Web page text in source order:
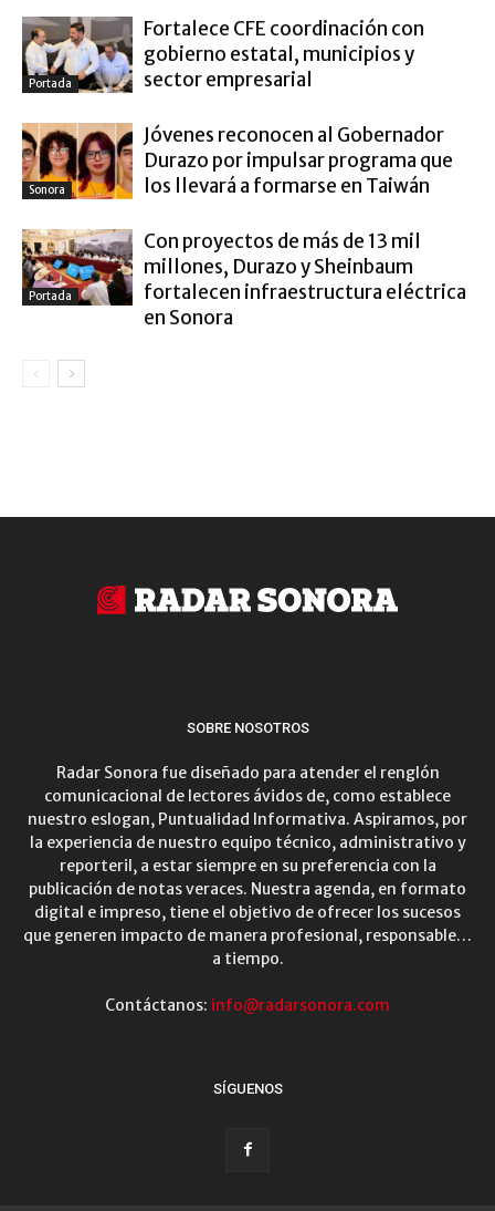
Portada
Fortalece CFE coordinación con
gobierno estatal, municipios y
sector empresarial
Sonora
Jóvenes reconocen al Gobernador
Durazo por impulsar programa que
los llevará a formarse en Taiwán
Portada
Con proyectos de más de 13 mil
millones, Durazo y Sheinbaum
fortalecen infraestructura eléctrica
en Sonora
SOBRE NOSOTROS
Radar Sonora fue diseñado para atender el renglón
comunicacional de lectores ávidos de, como establece
nuestro eslogan, Puntualidad Informativa. Aspiramos, por
la experiencia de nuestro equipo técnico, administrativo y
reporteril, a estar siempre en su preferencia con la
publicación de notas veraces. Nuestra agenda, en formato
digital e impreso, tiene el objetivo de ofrecer los sucesos
que generen impacto de manera profesional, responsable…
a tiempo.
Contáctanos: info@radarsonora.com
SÍGUENOS